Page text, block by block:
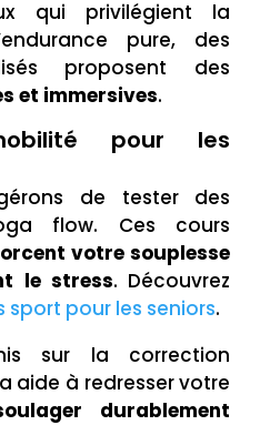
qui privilégient la
pure, des
proposent des
et immersives.
pour les
de tester des
flow. Ces cours
votre souplesse
le stress. Découvrez
sport pour les seniors.
sur la correction
aide à redresser votre
durablement